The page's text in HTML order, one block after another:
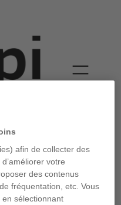
A Vision of Clouds / July –
17e Biennale
afin de collecter des
votre
des contenus
fréquentation, etc. Vous
sélectionnant